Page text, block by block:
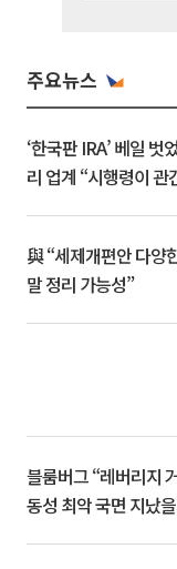
주요뉴스
‘한국판 IRA’ 베일
리 업계 “시행령이 관
與 “세제개편안 다
말 정리 가능성”
블룸버그 “레버리지
동성 최악 국면 지났